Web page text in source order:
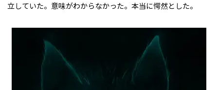
立していた。意味がわからなかった。本当に愕然とした。